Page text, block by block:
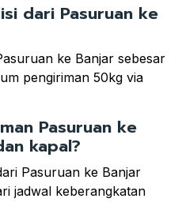
dari Pasuruan ke
ke Banjar sebesar
pengiriman 50kg via
Pasuruan ke
kapal?
Pasuruan ke Banjar
jadwal keberangkatan